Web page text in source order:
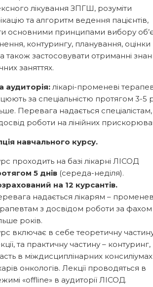
лікування ЗПГШ, розуміти
та алгоритм ведення пацієнтів,
основними принципами вибору
контурингу, планування, оцінки
а також застосовувати отриманні
заняттях.
аудиторія: лікарі-променеві
за спеціальністю протягом 3-5
Перевага надається спеціалістам,
роботи на лінійних
навчального курсу.
проходить на базі лікарні ЛІСОД
5 днів (середа-неділя).
на 12 курсантів.
надається лікарям –
з досвідом роботи за фахом
років.
включає в себе теоретичну
та практичну частину – контуринг,
в міждисциплінарних консиліумах
онкологів. Лекції проводяться в
«offline» в аудиторії ЛІСОД.